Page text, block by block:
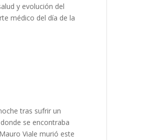
y evolución del
médico del día de la
tras sufrir un
se encontraba
Viale murió este